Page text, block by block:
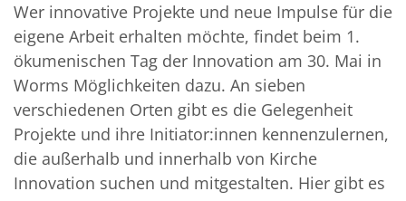
Wer innovative Projekte und neue Impulse für die
eigene Arbeit erhalten möchte, findet beim 1.
ökumenischen Tag der Innovation am 30. Mai in
Worms Möglichkeiten dazu. An sieben
verschiedenen Orten gibt es die Gelegenheit
Projekte und ihre Initiator:innen kennenzulernen,
die außerhalb und innerhalb von Kirche
Innovation suchen und mitgestalten. Hier gibt es